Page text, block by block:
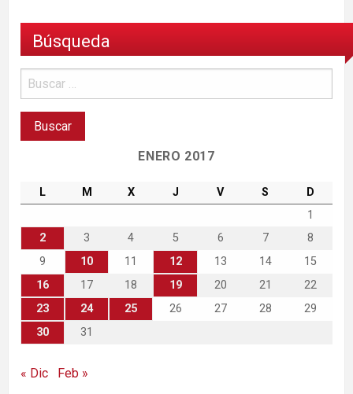
Búsqueda
ENERO 2017
L M X J V S
D
1
2
3 4 5 6 7
8
9
10 11 12 13 14
15
16
17 18 19 20 21
22
23
24 25 26 27 28
29
30
31
« Dic Feb »